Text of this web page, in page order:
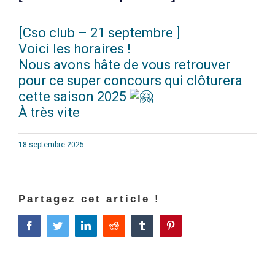
[Cso club – 21 septembre ]
Voici les horaires !
Nous avons hâte de vous retrouver
pour ce super concours qui clôturera
cette saison 2025
À très vite
18 septembre 2025
Partagez cet article !
FacebookTwitterLinkedInReddit Tumblr